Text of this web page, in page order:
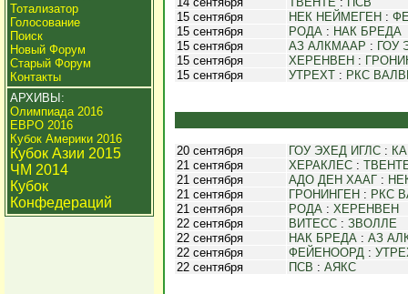
Тотализатор
Голосование
Поиск
Новый Форум
Старый Форум
Контакты
АРХИВЫ:
Олимпиада 2016
ЕВРО 2016
Кубок Америки 2016
Кубок Азии 2015
ЧМ 2014
Кубок
Конфедераций
15 сентября
НЕК НЕЙМЕГЕН :
15 сентября
РОДА : НАК БРЕДА
15 сентября
АЗ АЛКМААР : ГОУ
15 сентября
ХЕРЕНВЕН :
15 сентября
УТРЕХТ : РКС
20 сентября ГОУ ЭХЕД ИГЛС :
21 сентября
ХЕРАКЛЕС :
21 сентября
АДО ДЕН ХААГ :
21 сентября
ГРОНИНГЕН : РКС
21 сентября
РОДА : ХЕРЕНВЕН
22 сентября
ВИТЕСС : ЗВОЛЛЕ
22 сентября
НАК БРЕДА : АЗ
22 сентября
ФЕЙЕНООРД :
22 сентября
ПСВ : АЯКС